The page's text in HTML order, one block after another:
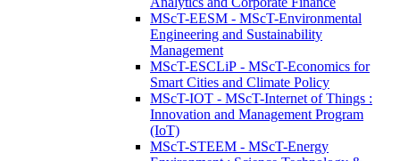
MScT-EESM - MScT-Environmental
Engineering and Sustainability
Management
MScT-ESCLiP - MScT-Economics for
Smart Cities and Climate Policy
MScT-IOT - MScT-Internet of Things :
Innovation and Management Program
(IoT)
MScT-STEEM - MScT-Energy